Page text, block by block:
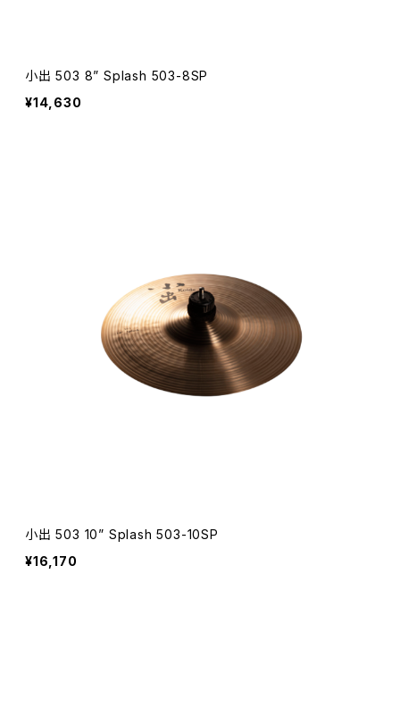
小出 503 8” Splash 503-8SP
¥14,630
小出 503 10” Splash 503-10SP
¥16,170